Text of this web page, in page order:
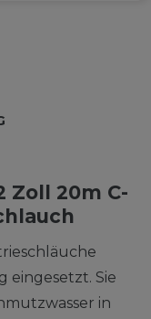
Zoll 20m C-
eingesetzt. Sie
in